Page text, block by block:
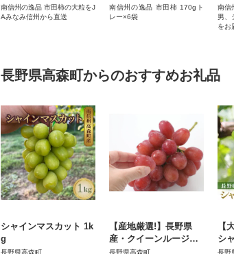
南信州の逸品 市田柿の大粒をJ
Aみなみ信州から直送
南信州の逸品 市田柿 170gト
レー×6袋
南信
男、
をお
長野県高森町からのおすすめお礼品
シャインマスカット 1k
g
長野県高森町
【産地厳選!】長野県
産・クイーンルージュ
秀品 約2kg(3～5房)
長野県高森町
【
シ
長野